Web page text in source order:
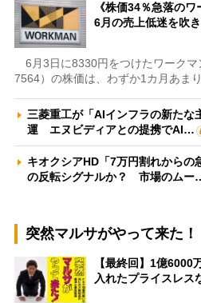
《株価34％急落の
6月の売上低迷を吹
6月3日に8330円をつけたワークマ
7564）の株価は、わずか1カ月あま
三菱重工が「AIインフラの新たな
運 エヌビディアとの提携でAI…
キオクシアHD「7万円割れからの
の反転シグナルか？ 市場のムー
突然マルサがやって来た！
【最終回】1億6000
入れたプライスレ